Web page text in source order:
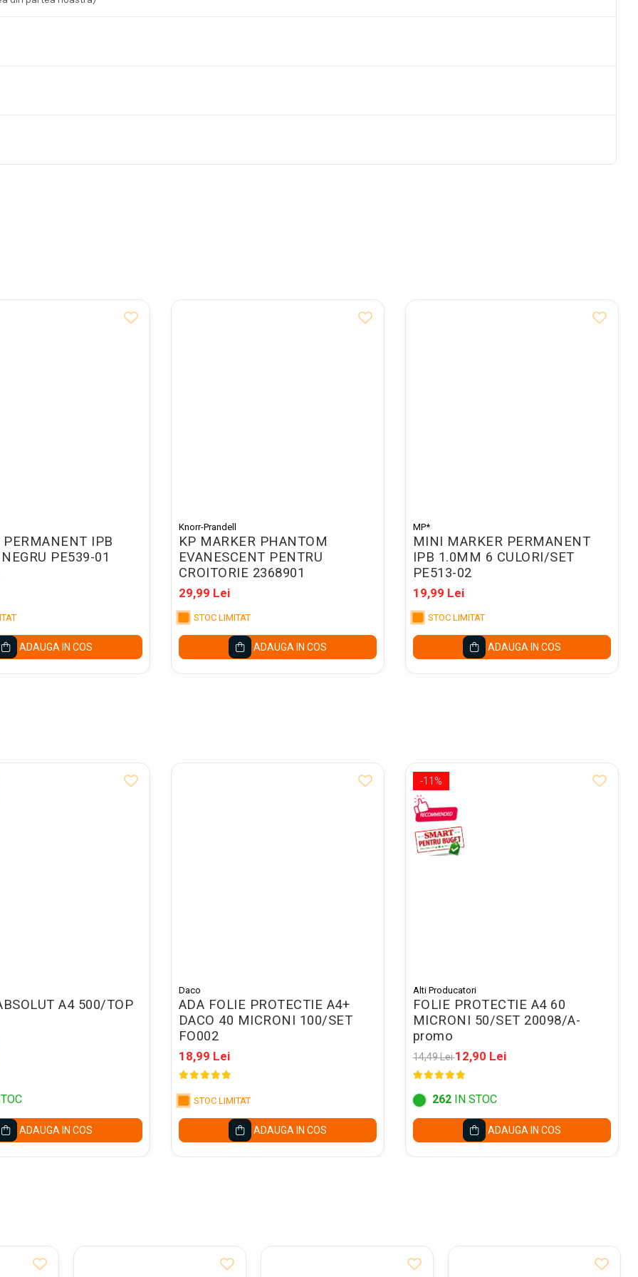
PERMANENT IPB
PE539-01
ADAUGA IN COS
Knorr-Prandell
KP MARKER PHANTOM
EVANESCENT PENTRU
CROITORIE 2368901
29,99 Lei
STOC LIMITAT
ADAUGA IN COS
MP*
MINI MARKER PERMANENT
IPB 1.0MM 6 CULORI/SET
PE513-02
19,99 Lei
STOC LIMITAT
ADAUGA IN COS
A4 500/TOP
ADAUGA IN COS
Daco
ADA FOLIE PROTECTIE A4+
DACO 40 MICRONI 100/SET
FO002
18,99 Lei
STOC LIMITAT
ADAUGA IN COS
-11%
Alti Producatori
FOLIE PROTECTIE A4 60
MICRONI 50/SET 20098/A-
promo
14,49 Lei12,90 Lei
262IN STOC
ADAUGA IN COS